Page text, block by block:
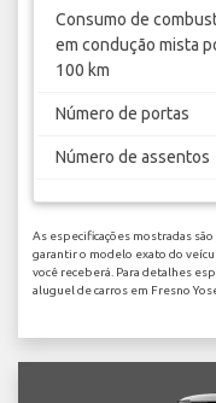
Consumo de
em condução mista
100 km
Número de portas
Número de assentos
As especificações mostradas
garantir o modelo exato do
você receberá. Para detalhes
aluguel de carros em Fresno